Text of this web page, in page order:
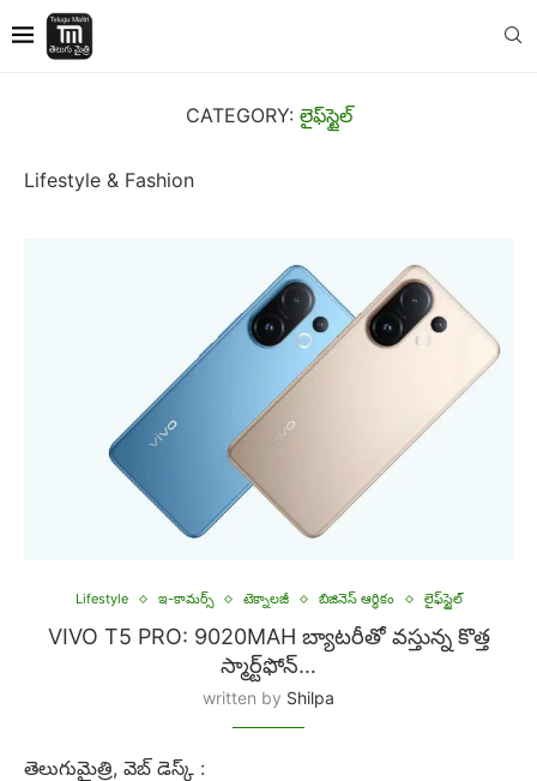
CATEGORY: లైఫ్‌స్టైల్
Lifestyle & Fashion
Lifestyle ఇ-కామర్స్ టెక్నాలజీ బిజినెస్ ఆర్థికం లైఫ్‌స్టైల్
VIVO T5 PRO: 9020MAH బ్యాటరీతో వస్తున్న కొత్త
స్మార్ట్‌ఫోన్…
written by Shilpa
తెలుగుమైత్రి, వెబ్ డెస్క్ :